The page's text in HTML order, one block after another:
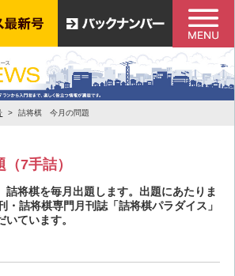
詰将棋 今月の問題
7手詰）
詰将棋を毎月出題します。出題にあたりま
・詰将棋専門月刊誌「詰将棋パラダイス」
ています。